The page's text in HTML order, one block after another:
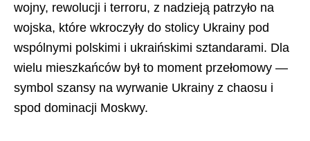
wojny, rewolucji i terroru, z nadzieją patrzyło na
wojska, które wkroczyły do stolicy Ukrainy pod
wspólnymi polskimi i ukraińskimi sztandarami. Dla
wielu mieszkańców był to moment przełomowy —
symbol szansy na wyrwanie Ukrainy z chaosu i
spod dominacji Moskwy.